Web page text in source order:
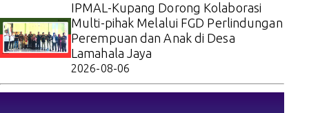
IPMAL-Kupang Dorong Kolaborasi
Multi-pihak Melalui FGD Perlindungan
Perempuan dan Anak di Desa
Lamahala Jaya
2026-08-06